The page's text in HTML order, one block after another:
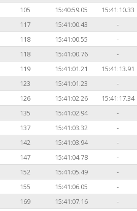
105 15:40:59.05
15:41:10.33
117 15:41:00.43
-
118 15:41:00.55
-
118 15:41:00.76
-
119 15:41:01.21
15:41:13.91
123 15:41:01.23
-
126 15:41:02.26
15:41:17.34
135 15:41:02.94
-
137 15:41:03.32
-
142 15:41:03.94
-
147 15:41:04.78
-
152 15:41:05.49
-
155 15:41:06.05
-
169 15:41:07.16
-